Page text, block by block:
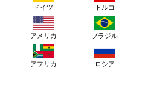
ドイツ トルコ
アメリカ ブラジル
アフリカ ロシア